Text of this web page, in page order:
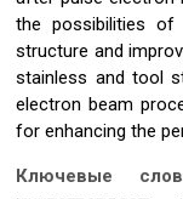
the possibilities of
structure and
stainless and tool
electron beam
for enhancing the
Ключевые